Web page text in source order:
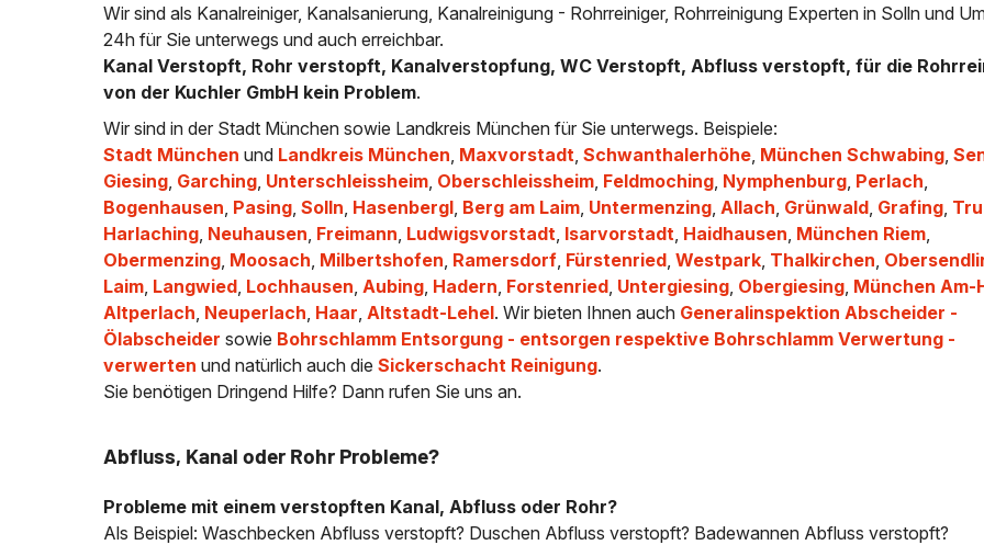
Wir sind als Kanalreiniger, Kanalsanierung, Kanalreinigung - Rohrreiniger, Rohrreinigung Experten in Solln und
24h für Sie unterwegs und auch erreichbar.
Kanal Verstopft, Rohr verstopft, Kanalverstopfung, WC Verstopft, Abfluss verstopft, für die
von der Kuchler GmbH kein Problem.
Wir sind in der Stadt München sowie Landkreis München für Sie unterwegs. Beispiele:
Stadt München und Landkreis München, Maxvorstadt,Schwanthalerhöhe, München Schwabing,
Giesing, Garching, Unterschleissheim, Oberschleissheim, Feldmoching, Nymphenburg, Perlach,
Bogenhausen, Pasing,Solln, Hasenbergl, Berg am Laim, Untermenzing,Allach, Grünwald, Grafing,
Harlaching, Neuhausen, Freimann, Ludwigsvorstadt, Isarvorstadt, Haidhausen, München Riem,
Obermenzing, Moosach, Milbertshofen, Ramersdorf, Fürstenried,Westpark, Thalkirchen,
Laim, Langwied, Lochhausen,Aubing, Hadern, Forstenried, Untergiesing, Obergiesing, München Am-
Altperlach, Neuperlach, Haar,Altstadt-Lehel. Wir bieten Ihnen auch Generalinspektion Abscheider -
Ölabscheider sowie Bohrschlamm Entsorgung - entsorgen respektive Bohrschlamm Verwertung -
verwerten und natürlich auch dieSickerschacht Reinigung.
Sie benötigen Dringend Hilfe? Dann rufen Sie uns an.
Abfluss, Kanal oder Rohr Probleme?
Probleme mit einem verstopften Kanal, Abfluss oder Rohr?
Als Beispiel: Waschbecken Abfluss verstopft? Duschen Abfluss verstopft? Badewannen Abfluss verstopft?